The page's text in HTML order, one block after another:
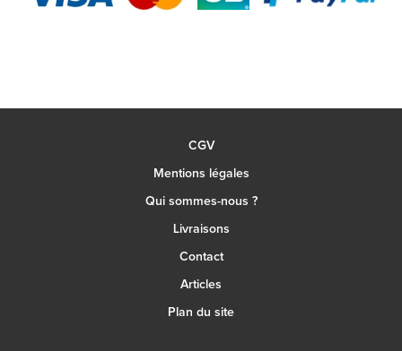
CGV
Mentions légales
Qui sommes-nous ?
Livraisons
Contact
Articles
Plan du site